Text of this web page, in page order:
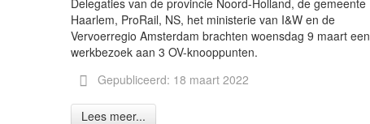
Delegaties van de provincie Noord-Holland, de gemeente
Haarlem, ProRail, NS, het ministerie van I&W en de
Vervoerregio Amsterdam brachten woensdag 9 maart een
werkbezoek aan 3 OV-knooppunten.
Gepubliceerd: 18 maart 2022
Lees meer...